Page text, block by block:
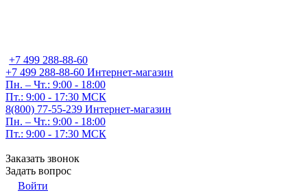
+7 499 288-88-60
+7 499 288-88-60 Интернет-магазин
Пн. – Чт.: 9:00 - 18:00
Пт.: 9:00 - 17:30 МСК
8(800) 77-55-239 Интернет-магазин
Пн. – Чт.: 9:00 - 18:00
Пт.: 9:00 - 17:30 МСК
Заказать звонок
Задать вопрос
Войти